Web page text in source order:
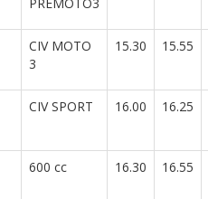
PREMOTO3
CIV MOTO
3
15.30 15.55
CIV SPORT 16.00 16.25
600 cc 16.30 16.55